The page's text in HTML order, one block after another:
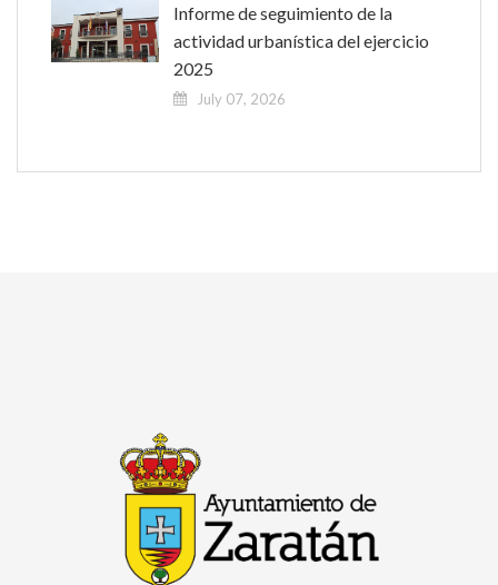
Informe de seguimiento de la
actividad urbanística del ejercicio
2025
July 07, 2026